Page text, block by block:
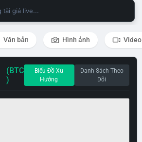
tải giá live...
Văn bản Hình ảnh Video
(BTC
)
Biểu Đồ Xu
Hướng
Danh Sách Theo
Dõi